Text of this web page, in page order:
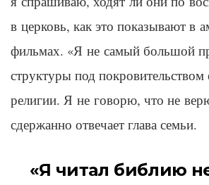
в церковь, как это показывают в
фильмах. «Я не самый большой
структуры под
религии. Я не говорю, что не
сдержанно отвечает глава семьи.
«Я читал библию